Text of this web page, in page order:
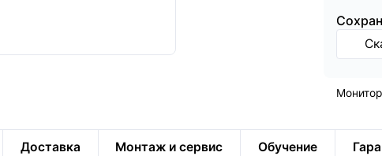
Доставка Монтаж и сервис Обучение